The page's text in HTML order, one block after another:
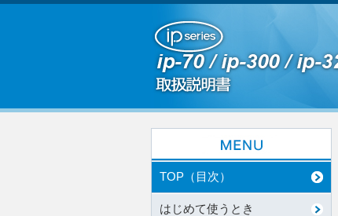
TOP（目次）
はじめて使うとき